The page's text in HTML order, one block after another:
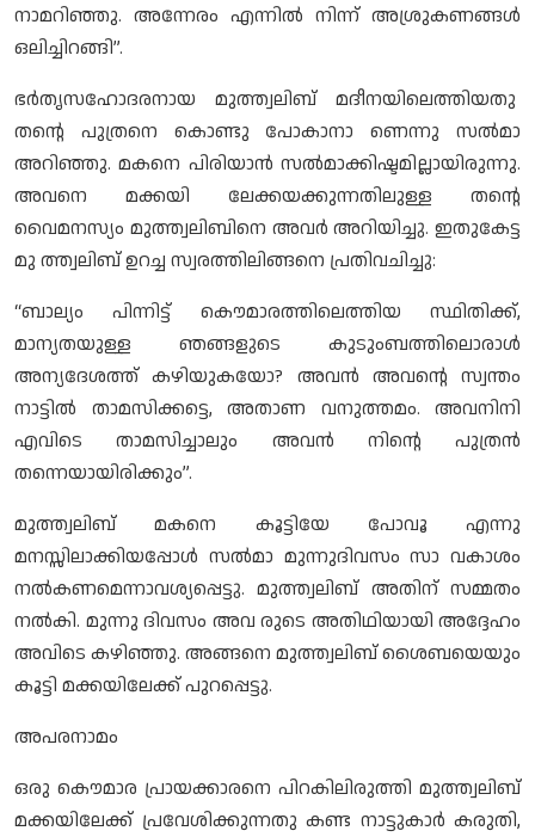
നാമറിഞ്ഞു. അന്നേരം എന്നില്‍ നിന്ന് അശ്രുകണങ്ങള്‍
ഒലിച്ചിറങ്ങി”.
ഭര്‍തൃസഹോദരനായ മുത്ത്വലിബ് മദീനയിലെത്തിയതു
തന്റെ പുത്രനെ കൊണ്ടു പോകാനാ ണെന്നു സല്‍മാ
അറിഞ്ഞു. മകനെ പിരിയാന്‍ സല്‍മാക്കിഷ്ടമില്ലായിരുന്നു.
അവനെ മക്കയി ലേക്കയക്കുന്നതിലുള്ള തന്റെ
വൈമനസ്യം മുത്ത്വലിബിനെ അവര്‍ അറിയിച്ചു. ഇതുകേട്ട
മു ത്ത്വലിബ് ഉറച്ച സ്വരത്തിലിങ്ങനെ പ്രതിവചിച്ചു:
“ബാല്യം പിന്നിട്ട് കൌമാരത്തിലെത്തിയ സ്ഥിതിക്ക്,
മാന്യതയുള്ള ഞങ്ങളുടെ കുടുംബത്തിലൊരാള്‍
അന്യദേശത്ത് കഴിയുകയോ? അവന്‍ അവന്റെ സ്വന്തം
നാട്ടില്‍ താമസിക്കട്ടെ, അതാണ വനുത്തമം. അവനിനി
എവിടെ താമസിച്ചാലും അവന്‍ നിന്റെ പുത്രന്‍
തന്നെയായിരിക്കും”.
മുത്ത്വലിബ് മകനെ കൂട്ടിയേ പോവൂ എന്നു
മനസ്സിലാക്കിയപ്പോള്‍ സല്‍മാ മുന്നുദിവസം സാ വകാശം
നല്‍കണമെന്നാവശ്യപ്പെട്ടു. മുത്ത്വലിബ് അതിന് സമ്മതം
നല്‍കി. മുന്നു ദിവസം അവ രുടെ അതിഥിയായി അദ്ദേഹം
അവിടെ കഴിഞ്ഞു. അങ്ങനെ മുത്ത്വലിബ് ശൈബയെയും
കൂട്ടി മക്കയിലേക്ക് പുറപ്പെട്ടു.
അപരനാമം
ഒരു കൌമാര പ്രായക്കാരനെ പിറകിലിരുത്തി മുത്ത്വലിബ്
മക്കയിലേക്ക് പ്രവേശിക്കുന്നതു കണ്ട നാട്ടുകാര്‍ കരുതി,